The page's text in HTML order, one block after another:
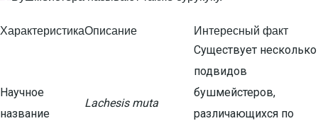
ХарактеристикаОписание Интересный факт
Научное
название
Lachesis muta
Существует несколько
подвидов
бушмейстеров,
различающихся по